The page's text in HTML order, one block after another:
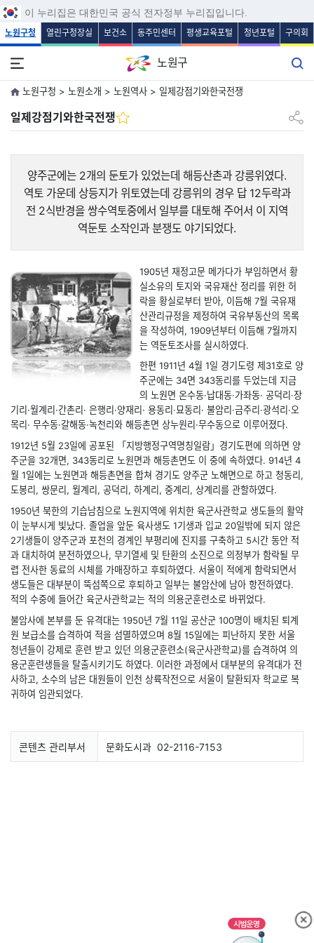
본문 바로가기
주메뉴 바로가기
보조메뉴 바로가기
푸터 바로가기
이 누리집은 대한민국 공식 전자정부 누리집입니다.
노원구청 열린구청장실 보건소 동주민센터 평생교육포털 청년포털 구의회
노원구
노원구청 > 노원소개 > 노원역사 > 일제강점기와한국전쟁
일제강점기와한국전쟁 공유하
양주군에는 2개의 둔토가 있었는데 해등산촌과 강릉위였다.
역토 가운데 상등지가 위토였는데 강릉위의 경우 답 12두락과
전 2식반경을 쌍수역토중에서 일부를 대토해 주어서 이 지역
역둔토 소작인과 분쟁도 야기되었다.
1905년 재정고문 메가다가 부임하면서 황
실소유의 토지와 국유재산 정리를 위한 허
락을 황실로부터 받아, 이듬해 7월 국유재
산관리규정을 제정하여 국유부동산의 목록
을 작성하여, 1909년부터 이듬해 7월까지
는 역둔토조사를 실시하였다.
한편 1911년 4월 1일 경기도령 제31호로 양
주군에는 34면 343동리를 두었는데 지금
의 노원면 온수동·납대동·가좌동· 공덕리·장
기리·월계리·간촌리· 은행리·양재리· 용동리·묘동리· 불암리·금주리·광석리·오
목리· 무수동·갈해동·녹천리와 해등촌면 상누원리·무수동으로 이루어졌다.
1912년 5월 23일에 공포된 「지방행정구역명칭일람」경기도편에 의하면 양
주군을 32개면, 343동리로 노원면과 해등촌면도 이 중에 속하였다. 914년 4
월 1일에는 노원면과 해등촌면을 합쳐 경기도 양주군 노해면으로 하고 청동리,
도봉리, 쌍문리, 월계리, 공덕리, 하계리, 중계리, 상계리를 관할하였다.
1950년 북한의 기습남침으로 노원지역에 위치한 육군사관학교 생도들의 활약
이 눈부시게 빛났다. 졸업을 앞둔 육사생도 1기생과 입교 20일밖에 되지 않은
2기생들이 양주군과 포천의 경계인 부평리에 진지를 구축하고 5시간 동안 적
과 대치하여 분전하였으나, 무기열세 및 탄환의 소진으로 의정부가 함락될 무
렵 전사한 동료의 시체를 가매장하고 후퇴하였다. 서울이 적에게 함락되면서
생도들은 대부분이 뚝섬쪽으로 후퇴하고 일부는 불암산에 남아 항전하였다.
적의 수중에 들어간 육군사관학교는 적의 의용군훈련소로 바뀌었다.
불암사에 본부를 둔 유격대는 1950년 7월 11일 공산군 100명이 배치된 퇴계
원 보급소를 습격하여 적을 섬멸하였으며 8월 15일에는 피난하지 못한 서울
청년들이 강제로 훈련 받고 있던 의용군훈련소(육군사관학교)를 습격하여 의
용군훈련생들을 탈출시키기도 하였다. 이러한 과정에서 대부분의 유격대가 전
사하고, 소수의 남은 대원들이 인천 상륙작전으로 서울이 탈환되자 학교로 복
귀하여 임관되었다.
콘텐츠 관리부서 문화도시과 02-2116-7153